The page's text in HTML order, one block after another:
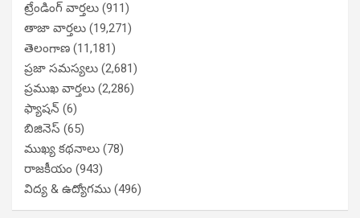
ట్రేండింగ్ వార్తలు (911)
తాజా వార్తలు (19,271)
తెలంగాణ (11,181)
ప్రజా సమస్యలు (2,681)
ప్రముఖ వార్తలు (2,286)
ఫ్యాషన్ (6)
బిజినెస్ (65)
ముఖ్య కథనాలు (78)
రాజకీయం (943)
విద్య & ఉద్యోగము (496)